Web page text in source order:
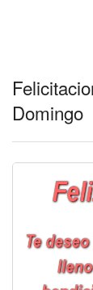
Domingo